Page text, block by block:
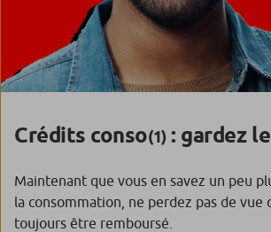
Crédits conso(1) : gardez
Maintenant que vous en savez un peu
la consommation, ne perdez pas de vue
toujours être remboursé.